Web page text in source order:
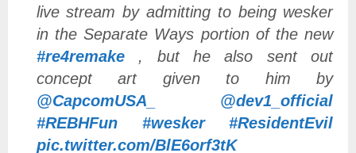
live stream by admitting to being wesker
in the Separate Ways portion of the new
#re4remake, but he also sent out
concept art given to him by
@CapcomUSA_
@dev1_official
#REBHFun
#wesker
#ResidentEvil
pic.twitter.com/BlE6orf3tK